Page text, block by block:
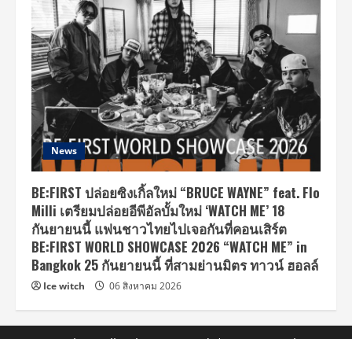
News
BE:FIRST ปล่อยซิงเกิ้ลใหม่ “BRUCE WAYNE” feat. Flo
Milli เตรียมปล่อยอีพีอัลบั้มใหม่ ‘WATCH ME’ 18
กันยายนนี้ แฟนชาวไทยไปเจอกันที่คอนเสิร์ต
BE:FIRST WORLD SHOWCASE 2026 “WATCH ME” in
Bangkok 25 กันยายนนี้ ที่สามย่านมิตร ทาวน์ ฮอลล์
Ice witch 06 สิงหาคม 2026